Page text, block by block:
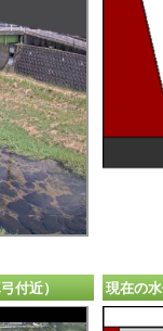
付近） 現在の